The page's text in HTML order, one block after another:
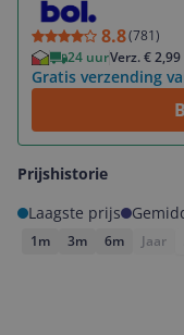
8.8(781)
24 uurVerz. € 2,99
Gratis verzending
Prijshistorie
Laagste prijs
1m 3m 6m Jaar